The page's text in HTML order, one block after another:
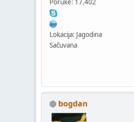
Lokacija: Jagodina
Sačuvana
bogdan